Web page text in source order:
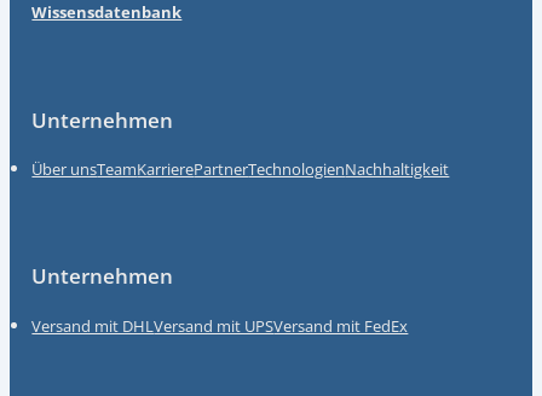
Wissensdatenbank
Unternehmen
Über unsTeamKarrierePartnerTechnologienNachhaltigkeit
Unternehmen
Versand mit DHLVersand mit UPSVersand mit FedEx